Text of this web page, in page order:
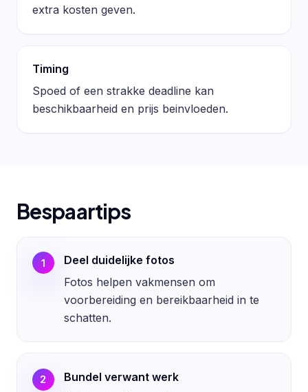
extra kosten geven.
Timing
Spoed of een strakke deadline kan
beschikbaarheid en prijs beinvloeden.
Bespaartips
1
Deel duidelijke fotos
Fotos helpen vakmensen om
voorbereiding en bereikbaarheid in te
schatten.
2
Bundel verwant werk